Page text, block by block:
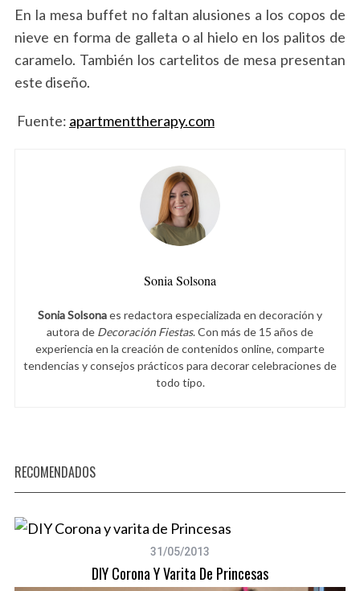
En la mesa buffet no faltan alusiones a los copos de
nieve en forma de galleta o al hielo en los palitos de
caramelo. También los cartelitos de mesa presentan
este diseño.
Fuente: apartmenttherapy.com
Sonia Solsona
Sonia Solsonaes redactora especializada en decoración y
autora de Decoración Fiestas. Con más de 15 años de
experiencia en la creación de contenidos online, comparte
tendencias y consejos prácticos para decorar celebraciones de
todo tipo.
RECOMENDADOS
31/05/2013
DIY Corona Y Varita De Princesas